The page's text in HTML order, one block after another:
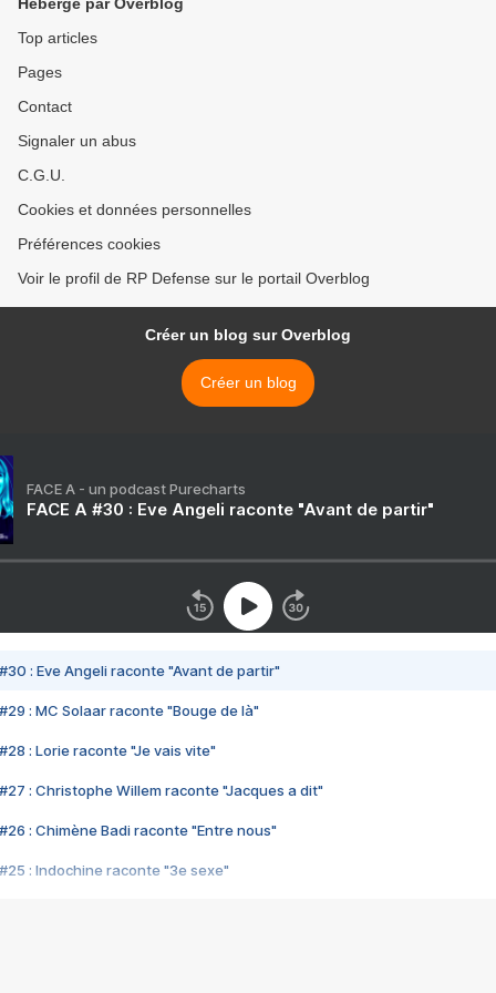
Top articles
Pages
Contact
Signaler un abus
C.G.U.
Cookies et données personnelles
Préférences cookies
Voir le profil de RP Defense sur le portail Overblog
Créer un blog sur Overblog
Créer un blog
FACE A - un podcast Purecharts
FACE A #30 : Eve Angeli raconte "Avant de partir"
#30 : Eve Angeli raconte "Avant de partir"
#29 : MC Solaar raconte "Bouge de là"
#28 : Lorie raconte "Je vais vite"
#27 : Christophe Willem raconte "Jacques a dit"
#26 : Chimène Badi raconte "Entre nous"
#25 : Indochine raconte "3e sexe"